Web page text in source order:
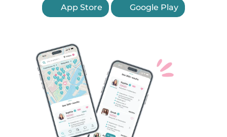
App Store Google Play